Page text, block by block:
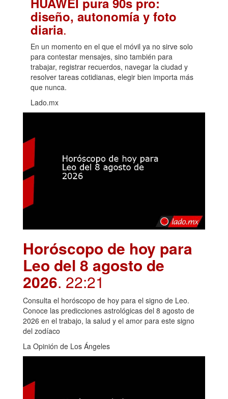
diseño, autonomía y foto
diaria.
En un momento en el que el móvil ya no sirve solo
para contestar mensajes, sino también para
trabajar, registrar recuerdos, navegar la ciudad y
resolver tareas cotidianas, elegir bien importa más
que nunca.
Lado.mx
Horóscopo de hoy para
Leo del 8 agosto de
2026. 22:21
Consulta el horóscopo de hoy para el signo de Leo.
Conoce las predicciones astrológicas del 8 agosto de
2026 en el trabajo, la salud y el amor para este signo
del zodíaco
La Opinión de Los Ángeles